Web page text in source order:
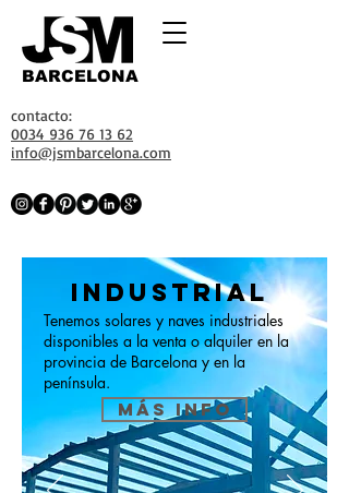
BARCELONA
contacto:
0034 936 76 13 62
info@jsmbarcelona.com
INDUSTRIAL
Tenemos solares y naves industriales
disponibles a la venta o alquiler en la
provincia de Barcelona y en la
península.
MÁS INFO